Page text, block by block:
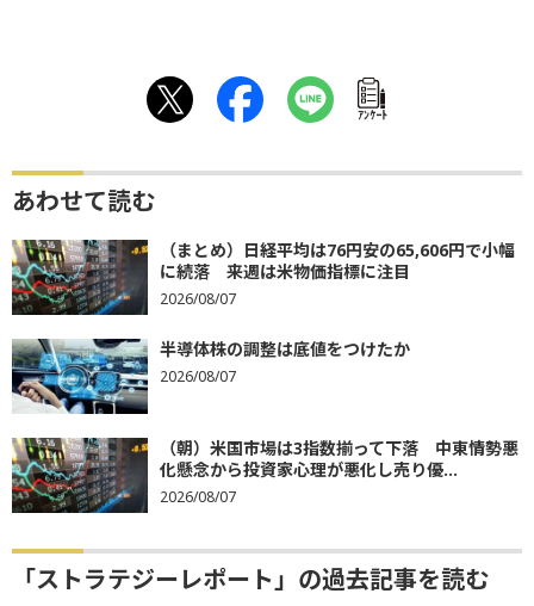
ｱﾝｹｰﾄ
あわせて読む
（まとめ）日経平均は76円安の65,606円で小幅
に続落 来週は米物価指標に注目
2026/08/07
半導体株の調整は底値をつけたか
2026/08/07
（朝）米国市場は3指数揃って下落 中東情勢悪
化懸念から投資家心理が悪化し売り優...
2026/08/07
「ストラテジーレポート」の過去記事を読む